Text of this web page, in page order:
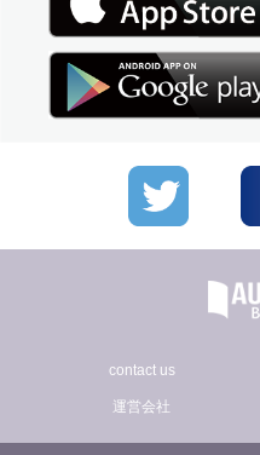
contact us
運営会社